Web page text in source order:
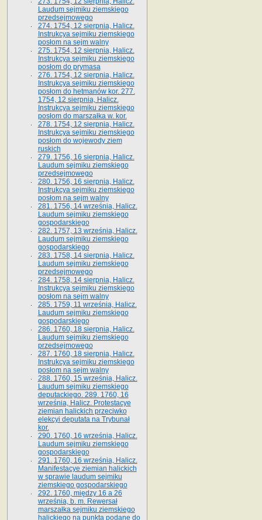
Laudum sejmiku ziemskiego
przedsejmowego
274. 1754, 12 sierpnia, Halicz.
Instrukcya sejmiku ziemskiego
posłom na sejm walny
275. 1754, 12 sierpnia, Halicz.
Instrukcya sejmiku ziemskiego
posłom do prymasa
276. 1754, 12 sierpnia, Halicz.
Instrukcya sejmiku ziemskiego
posłom do hetmanów kor. 277.
1754, 12 sierpnia, Halicz.
Instrukcya sejmiku ziemskiego
posłom do marszałka w. kor.
278. 1754, 12 sierpnia, Halicz.
Instrukcya sejmiku ziemskiego
posłom do wojewody ziem
ruskich
279. 1756, 16 sierpnia, Halicz.
Laudum sejmiku ziemskiego
przedsejmowego
280. 1756, 16 sierpnia, Halicz.
Instrukcya sejmiku ziemskiego
posłom na sejm walny
281. 1756, 14 września, Halicz.
Laudum sejmiku ziemskiego
gospodarskiego
282. 1757, 13 września, Halicz.
Laudum sejmiku ziemskiego
gospodarskiego
283. 1758, 14 sierpnia, Halicz.
Laudum sejmiku ziemskiego
przedsejmowego
284. 1758, 14 sierpnia, Halicz.
Instrukcya sejmiku ziemskiego
posłom na sejm walny
285. 1759, 11 września, Halicz.
Laudum sejmiku ziemskiego
gospodarskiego
286. 1760, 18 sierpnia, Halicz.
Laudum sejmiku ziemskiego
przedsejmowego
287. 1760, 18 sierpnia, Halicz.
Instrukcya sejmiku ziemskiego
posłom na sejm walny
288. 1760, 15 września, Halicz.
Laudum sejmiku ziemskiego
deputackiego. 289. 1760, 16
września, Halicz. Protestacye
ziemian halickich przeciwko
elekcyi deputata na Trybunał
kor.
290. 1760, 16 września, Halicz.
Laudum sejmiku ziemskiego
gospodarskiego
291. 1760, 16 września, Halicz.
Manifestacye ziemian halickich
w sprawie laudum sejmiku
ziemskiego gospodarskiego
292. 1760, między 16 a 26
września, b. m. Rewersał
marszałka sejmiku ziemskiego
halickiego na punkta podane do